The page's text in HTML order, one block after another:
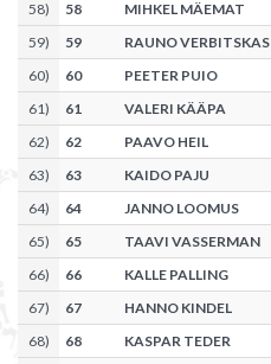
58) 58 MIHKEL MÄEMAT
59) 59 RAUNO VERBITSKAS
60) 60 PEETER PUIO
61) 61 VALERI KÄÄPA
62) 62 PAAVO HEIL
63) 63 KAIDO PAJU
64) 64 JANNO LOOMUS
65) 65 TAAVI VASSERMAN
66) 66 KALLE PALLING
67) 67 HANNO KINDEL
68) 68 KASPAR TEDER